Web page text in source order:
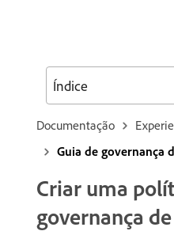
Documentação
Guia de governança
Criar uma
governança
Índice